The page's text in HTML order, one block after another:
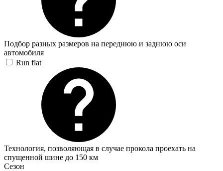
Подбор разных размеров на переднюю и заднюю оси
автомобиля
Run flat
Технология, позволяющая в случае прокола проехать на
спущенной шине до 150 км
Сезон